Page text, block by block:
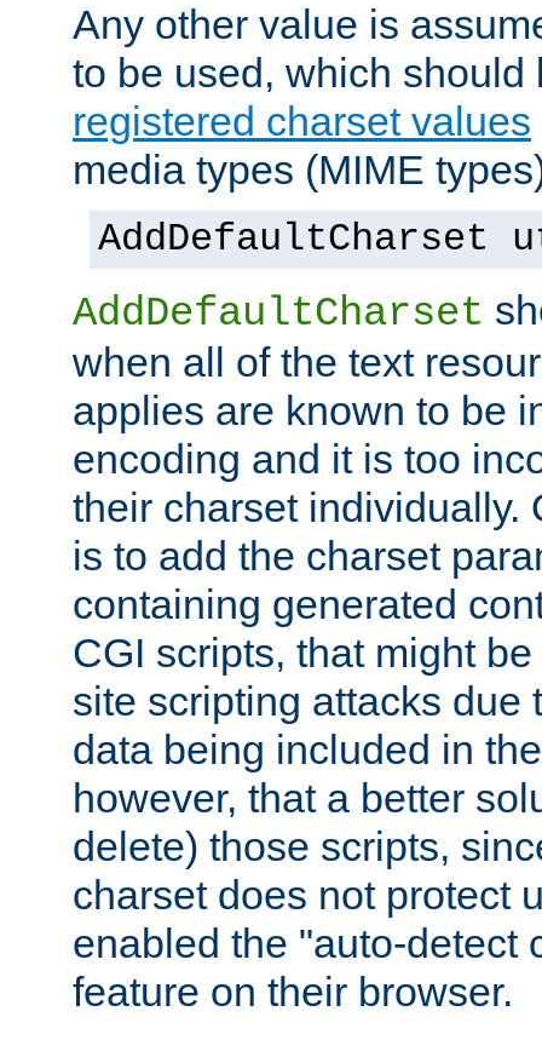
Any other value is
to be used, which
registered charset values
media types (MIME
AddDefaultCharset
AddDefaultCharset
when all of the text
applies are known to be
encoding and it is too
their charset individually.
is to add the charset
containing generated
CGI scripts, that might
site scripting attacks due
data being included in
however, that a better
delete) those scripts,
charset does not protect
enabled the "auto-detect
feature on their browser.